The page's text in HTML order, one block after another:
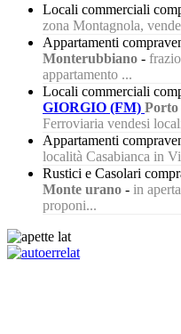
Locali commerciali
zona Montagnola,
Appartamenti
Monterubbiano -
appartamento ...
Locali commerciali
GIORGIO (FM) Porto
Ferroviaria vendesi
Appartamenti
località Casabianca in
Rustici e Casolari
Monte urano - in
proponi...